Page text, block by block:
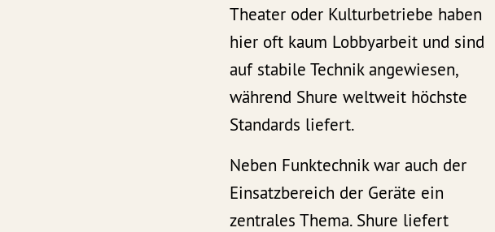
Theater oder Kulturbetriebe haben
hier oft kaum Lobbyarbeit und sind
auf stabile Technik angewiesen,
während Shure weltweit höchste
Standards liefert.
Neben Funktechnik war auch der
Einsatzbereich der Geräte ein
zentrales Thema. Shure liefert